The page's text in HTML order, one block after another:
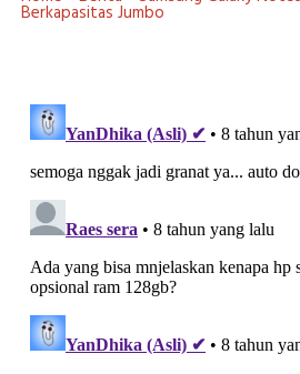
Berkapasitas Jumbo